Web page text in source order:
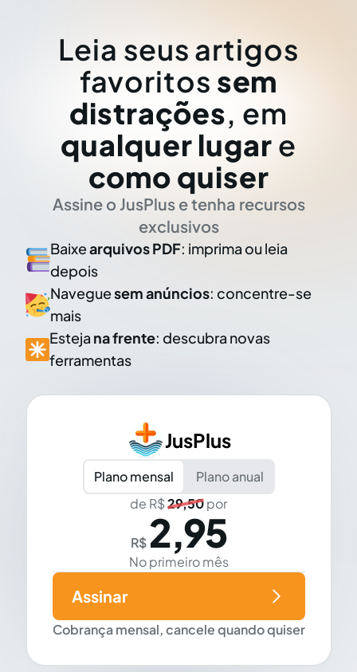
Leia seus artigos
favoritos sem
distrações, em
qualquer lugar e
como quiser
Assine o JusPlus e tenha recursos
exclusivos
Baixearquivos PDF: imprima ou leia
depois
Naveguesem anúncios: concentre-se
mais
Esteja na frente: descubra novas
ferramentas
JusPlus
Plano mensal
Plano anual
de R$29,50por
R$ 2,95
No primeiro mês
Cobrança mensal, cancele quando quiser
Assinar